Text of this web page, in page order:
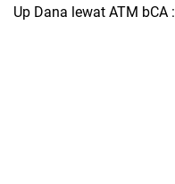
Up Dana lewat ATM bCA :